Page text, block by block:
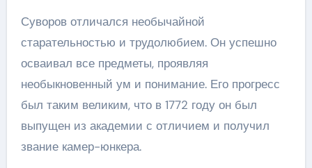
Суворов отличался необычайной
старательностью и трудолюбием. Он успешно
осваивал все предметы, проявляя
необыкновенный ум и понимание. Его прогресс
был таким великим, что в 1772 году он был
выпущен из академии с отличием и получил
звание камер-юнкера.